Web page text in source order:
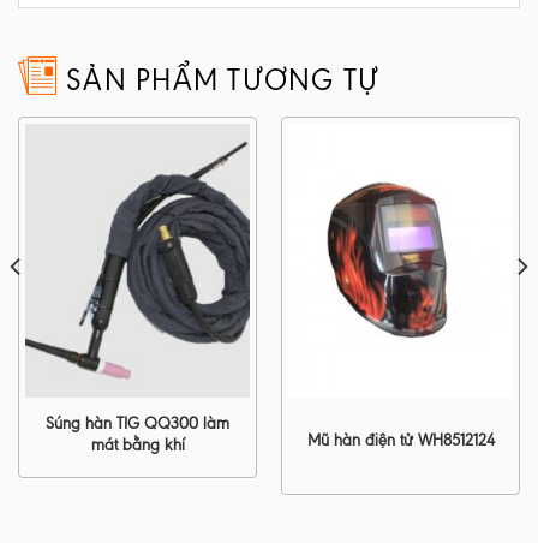
SẢN PHẨM TƯƠNG TỰ
Súng hàn TIG QQ300 làm
mát bằng khí
Mũ hàn điện tử WH8512124